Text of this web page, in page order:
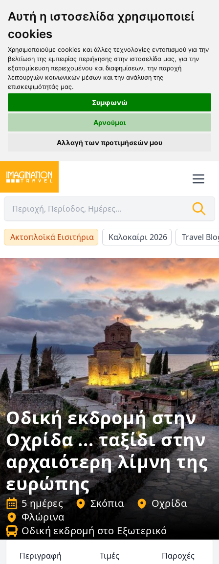
Αυτή η ιστοσελίδα χρησιμοποιεί
cookies
Χρησιμοποιούμε cookies και άλλες τεχνολογίες εντοπισμού για την
βελτίωση της εμπειρίας περιήγησης στην ιστοσελίδα μας, για την
εξατομίκευση περιεχομένου και διαφημίσεων, την παροχή
λειτουργιών κοινωνικών μέσων και την ανάλυση της
επισκεψιμότητάς μας.
Συμφωνώ
Αρνούμαι
Αλλαγή των προτιμήσεών μου
Ακτοπλοϊκά Εισιτήρια Καλοκαίρι 2026 Travel
Οδική εκδρομή στην
Οχρίδα ... ταξίδι στην
αρχαιότερη λίμνη της
ευρώπης
5 ημέρες Σκόπια
Οχρίδα
Φλώρινα
Οδική εκδρομή στο Εξωτερικό
Περιγραφή Τιμές Παροχές